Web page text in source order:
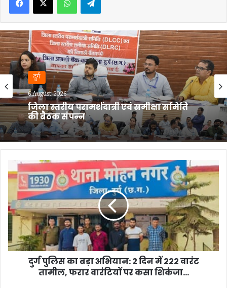
दुर्ग
6 August 2026
दुर्ग में लूट के दौरान कांग्रेस नेता की हत्या का
खुलासा, 48 घंटे में आरोपी तक पहुंची पुलिस;
100 CCTV से खुला राज
पुलिस
अभियान:
2
दिन
में
222
दुर्ग पुलिस का बड़ा अभियान: 2 दिन में 222 वारंट
तामील, फरार वारंटियों पर कसा शिकंजा...